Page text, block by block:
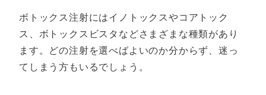
ボトックス注射にはイノトックスやコアトック
ス、ボトックスビスタなどさまざまな種類があり
ます。どの注射を選べばよいのか分からず、迷っ
てしまう方もいるでしょう。